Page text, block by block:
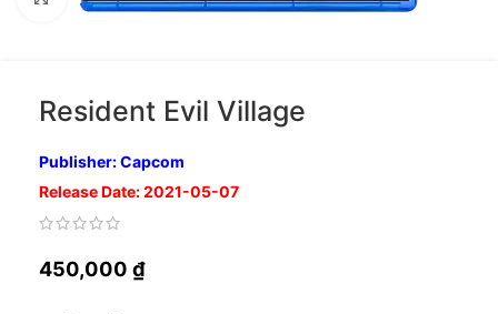
Resident Evil Village
Publisher: Capcom
Release Date: 2021-05-07
450,000 ₫